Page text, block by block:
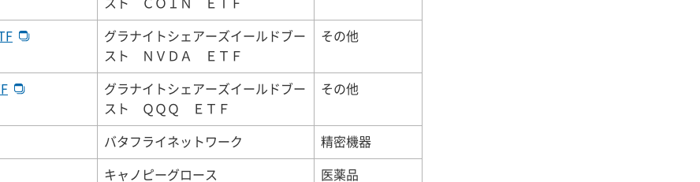
スト ＣＯＩＮ ＥＴＦ
グラナイトシェアーズイールドブー
スト ＮＶＤＡ ＥＴＦ
その他
グラナイトシェアーズイールドブー
スト ＱＱＱ ＥＴＦ
その他
バタフライネットワーク 精密機器
キャノピーグロース 医薬品